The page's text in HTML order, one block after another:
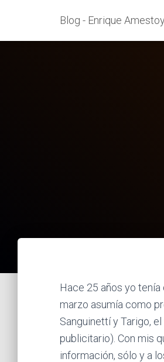
Blog - Enrique Amestoy
Hace 25 años yo
marzo asumía como
Sanguinettí y Tarigo,
publicitario). Con mis
información, sólo y a